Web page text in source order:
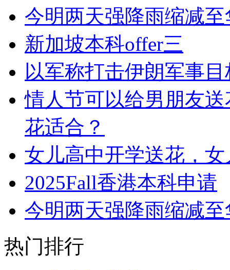
今明两天强降雨缩减
新加坡本科offer三
以军称打击伊朗军事目
情人节可以给男朋友
花适合？
女儿高中开学送花，
2025Fall香港本科申请
今明两天强降雨缩减
热门排行